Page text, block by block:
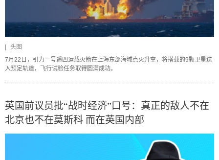
头图
7月22日，引力一号遥四运载火箭在上海东部海域点火升空，将搭载的9颗卫星送
入预定轨道，飞行试验任务取得圆满成功。
英国前议员批“战时经济”口号：真正的敌人不在
北京也不在莫斯科 而在英国内部